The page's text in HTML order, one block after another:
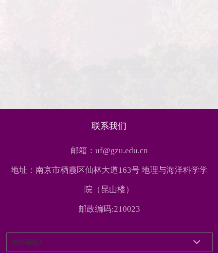
联系我们
邮箱：uf@gzu.edu.cn
地址：南京市栖霞区仙林大道163号 地理与海洋科学学
院（昆山楼）
邮政编码:210023
友情链接1